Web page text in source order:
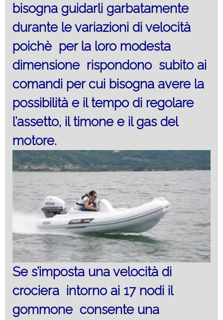
bisogna guidarli garbatamente
durante le variazioni di velocità
poichè per la loro modesta
dimensione rispondono subito ai
comandi per cui bisogna avere la
possibilità e il tempo di regolare
l’assetto, il timone e il gas del
motore.
Se s’imposta una velocità di
crociera intorno ai 17 nodi il
gommone consente una